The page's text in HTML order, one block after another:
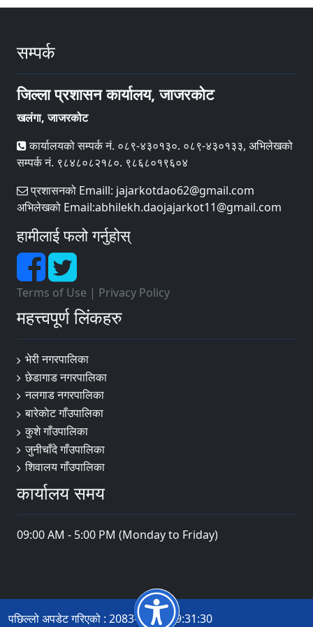
सम्पर्क
जिल्ला प्रशासन कार्यालय, जाजरकोट
खलंगा, जाजरकोट
कार्यालयको सम्पर्क नं. ०८९-४३०१३०. ०८९-४३०१३३, अभिलेखको
सम्पर्क नं. ९८४८०८२१८०. ९८६८०१९६०४
प्रशासनको Emaill: jajarkotdao62@gmail.com
अभिलेखको Email:abhilekh.daojajarkot11@gmail.com
हामीलाई फलो गर्नुहोस्
Terms of Use | Privacy Policy
महत्त्वपूर्ण लिंकहरु
भेरी नगरपालिका
छेडागाड नगरपालिका
नलगाड नगरपालिका
बारेकाेट गाँउपालिका
कुशे गाँउपालिका
जुनीचाँदे गाँउपालिका
शिवालय गाँउपालिका
कार्यालय समय
09:00 AM - 5:00 PM (Monday to Friday)
पछिल्लो अपडेट गरिएको : 2083-04-20 09:31:30